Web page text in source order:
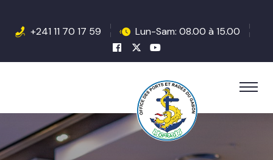
+241 11 70 17 59 Lun-Sam: 08.00 à 15.00